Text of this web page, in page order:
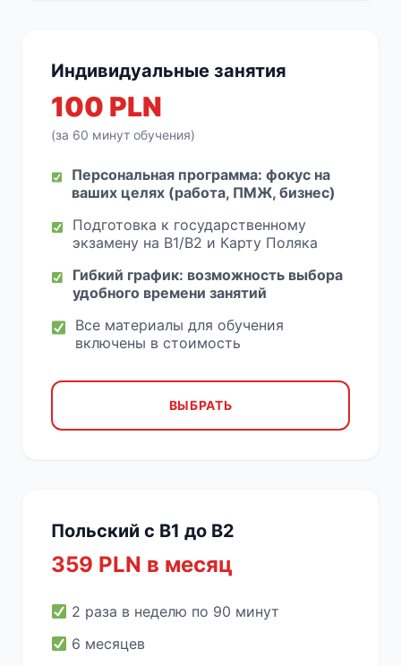
Индивидуальные занятия
100 PLN
(за 60 минут обучения)
Персональная программа: фокус на
ваших целях (работа, ПМЖ, бизнес)
Подготовка к государственному
экзамену на B1/B2 и Карту Поляка
Гибкий график: возможность выбора
удобного времени занятий
Все материалы для обучения
включены в стоимость
ВЫБРАТЬ
Польский с B1 до B2
359 PLN в месяц
2 раза в неделю по 90 минут
6 месяцев